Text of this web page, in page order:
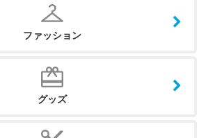
ファッション
グッズ